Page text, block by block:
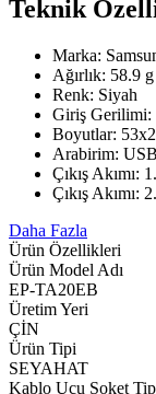
Teknik
Marka:
Ağırlık: 58.9 g
Renk: Siyah
Giriş Gerilimi:
Boyutlar:
Arabirim:
Çıkış Akımı:
Çıkış Akımı:
Daha Fazla
Ürün Özellikleri
Ürün Model Adı
EP-TA20EB
Üretim Yeri
ÇİN
Ürün Tipi
SEYAHAT
Kablo Ucu Soket